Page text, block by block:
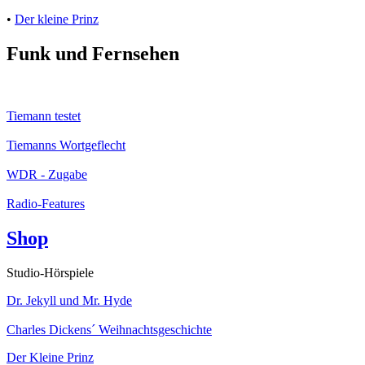
• Der kleine Prinz
Funk und Fernsehen
Tiemann testet
Tiemanns Wortgeflecht
WDR - Zugabe
Radio-Features
Shop
Studio-Hörspiele
Dr. Jekyll und Mr. Hyde
Charles Dickens´ Weihnachtsgeschichte
Der Kleine Prinz